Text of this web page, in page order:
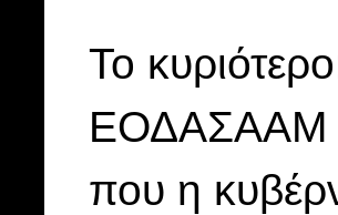
Το
ΕΟΔΑΣΑΑΜ
που η